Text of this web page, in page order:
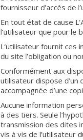
fournisseur d’accès de
En tout état de cause
l’utilisateur que pour le
L’utilisateur fournit ces
du site l’obligation ou
Conformément aux
utilisateur dispose
accompagnée d’une
Aucune information
à des tiers. Seule
transmission des dites
vis à vis de l’utilisateur